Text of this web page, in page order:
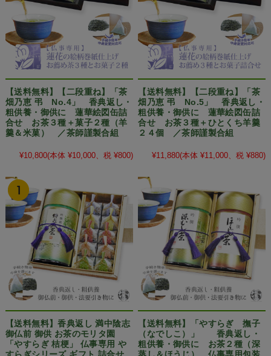
【送料無料】【二段重ね】「茶
畑乃恵 弔 No.4」 香典返し・
粗供養・御供に 蓮華絵図缶詰
合せ お茶３種＋菓子２種（羊
羹＆米菓） ／茶師謹製合組
¥10,800(本体 ¥10,000、税 ¥800)
【送料無料】【二段重ね】「茶
畑乃恵 弔 No.5」 香典返し・
粗供養・御供に 蓮華絵図缶詰
合せ お茶３種＋ひとくち羊羹
２４個 ／茶師謹製合組
¥11,880(本体 ¥11,000、税 ¥880)
【送料無料】香典返し 満中陰志
御仏前 御供 お茶のモリタ園
「やすらぎ 桔梗」 仏事専用 や
【送料無料】「やすらぎ 撫子
（なでしこ）」 香典返し・
粗供養・御供に お茶２種（深